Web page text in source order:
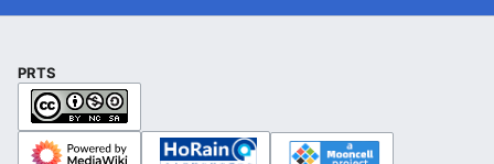
PRTS